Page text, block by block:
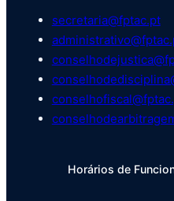
secretaria@fptac.pt
Horários de